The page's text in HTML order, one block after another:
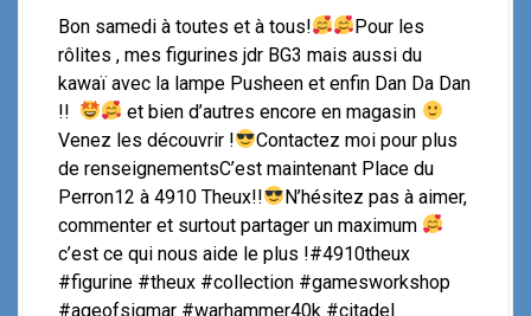
Bon samedi à toutes et à tous!
Pour les
rôlites , mes figurines jdr BG3 mais aussi du
kawaï avec la lampe Pusheen et enfin Dan Da Dan
!!
et bien d’autres encore en magasin
Venez les découvrir !
Contactez moi pour plus
de renseignementsC’est maintenant Place du
Perron12 à 4910 Theux!!
N’hésitez pas à aimer,
commenter et surtout partager un maximum
c’est ce qui nous aide le plus !#4910theux
#figurine #theux #collection #gamesworkshop
#ageofsigmar #warhammer40k #citadel